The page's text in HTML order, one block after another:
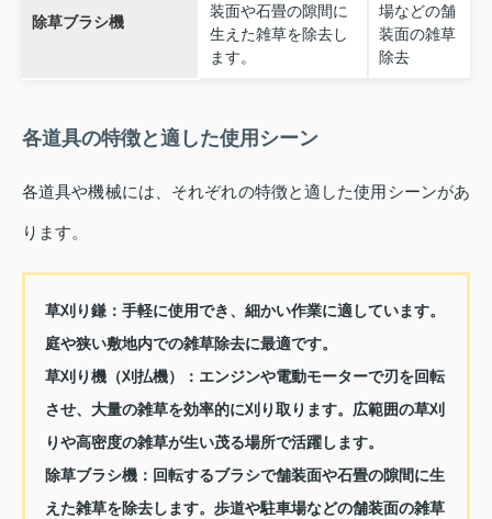
除草ブラシ機
装面や石畳の隙間に
生えた雑草を除去し
ます。
場などの舗
装面の雑草
除去
各道具の特徴と適した使用シーン
各道具や機械には、それぞれの特徴と適した使用シーンがあ
ります。
草刈り鎌： 手軽に使用でき、細かい作業に適しています。
庭や狭い敷地内での雑草除去に最適です。
草刈り機（刈払機）： エンジンや電動モーターで刃を回転
させ、大量の雑草を効率的に刈り取ります。広範囲の草刈
りや高密度の雑草が生い茂る場所で活躍します。
除草ブラシ機： 回転するブラシで舗装面や石畳の隙間に生
えた雑草を除去します。歩道や駐車場などの舗装面の雑草